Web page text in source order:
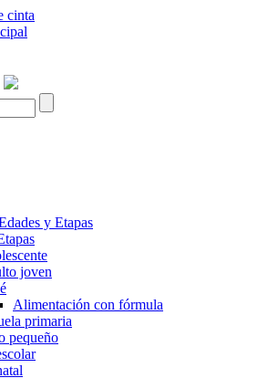
cinta
y Etapas
joven
Alimentación con fórmula
primaria
pequeño